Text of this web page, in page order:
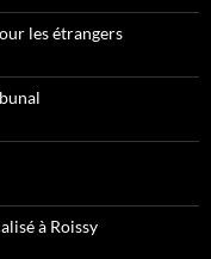
les étrangers
à Roissy